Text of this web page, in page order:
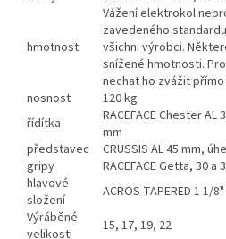
hmotnost
Vážení elektrokol
zavedeného
všichni výrobci.
snížené hmotnosti.
nechat ho zvážit
nosnost
120 kg
řídítka
RACEFACE Chester
mm
představec
CRUSSIS AL 45 mm,
gripy
RACEFACE Getta, 30 a
hlavové
složení
ACROS TAPERED 1 1/
Výráběné
velikosti
15, 17, 19, 22